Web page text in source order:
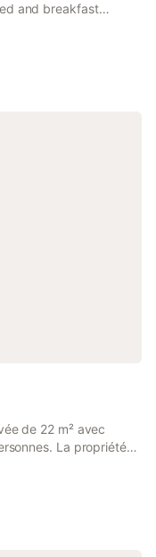
and breakfast
km from L'Espace
de 22 m² avec
La propriété
un pied-à-terre
la plage à 3,5 km et
de-chaussée et